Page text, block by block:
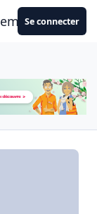
Se connecter